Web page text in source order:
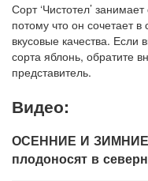
Сорт ‘Чистотел’
потому что он сочетает
вкусовые качества.
сорта яблонь, обратите
представитель.
Видео:
ОСЕННИЕ И
плодоносят в